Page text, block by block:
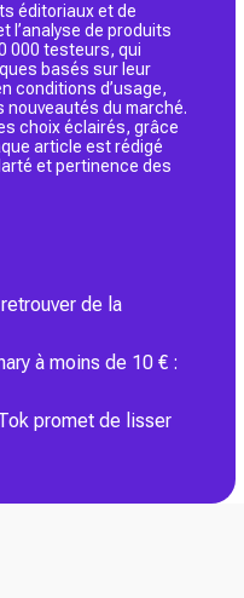
éditoriaux et de
l’analyse de produits
000 testeurs, qui
basés sur leur
conditions d’usage,
nouveautés du marché.
choix éclairés, grâce
article est rédigé
et pertinence des
de la
à moins de 10 € :
promet de lisser